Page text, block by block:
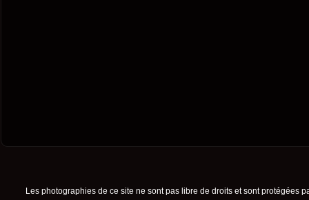
Les photographies de ce site ne sont pas libre de droits et sont protégées